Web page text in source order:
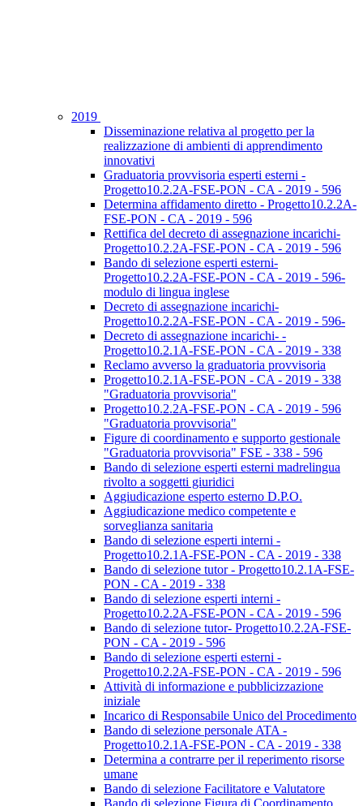
2019
Disseminazione relativa al progetto per la
realizzazione di ambienti di apprendimento
innovativi
Graduatoria provvisoria esperti esterni -
Progetto10.2.2A-FSE-PON - CA - 2019 - 596
Determina affidamento diretto - Progetto10.2.2A-
FSE-PON - CA - 2019 - 596
Rettifica del decreto di assegnazione incarichi-
Progetto10.2.2A-FSE-PON - CA - 2019 - 596
Bando di selezione esperti esterni-
Progetto10.2.2A-FSE-PON - CA - 2019 - 596-
modulo di lingua inglese
Decreto di assegnazione incarichi-
Progetto10.2.2A-FSE-PON - CA - 2019 - 596-
Decreto di assegnazione incarichi- -
Progetto10.2.1A-FSE-PON - CA - 2019 - 338
Reclamo avverso la graduatoria provvisoria
Progetto10.2.1A-FSE-PON - CA - 2019 - 338
"Graduatoria provvisoria"
Progetto10.2.2A-FSE-PON - CA - 2019 - 596
"Graduatoria provvisoria"
Figure di coordinamento e supporto gestionale
"Graduatoria provvisoria" FSE - 338 - 596
Bando di selezione esperti esterni madrelingua
rivolto a soggetti giuridici
Aggiudicazione esperto esterno D.P.O.
Aggiudicazione medico competente e
sorveglianza sanitaria
Bando di selezione esperti interni -
Progetto10.2.1A-FSE-PON - CA - 2019 - 338
Bando di selezione tutor - Progetto10.2.1A-FSE-
PON - CA - 2019 - 338
Bando di selezione esperti interni -
Progetto10.2.2A-FSE-PON - CA - 2019 - 596
Bando di selezione tutor- Progetto10.2.2A-FSE-
PON - CA - 2019 - 596
Bando di selezione esperti esterni -
Progetto10.2.2A-FSE-PON - CA - 2019 - 596
Attività di informazione e pubblicizzazione
iniziale
Incarico di Responsabile Unico del Procedimento
Bando di selezione personale ATA -
Progetto10.2.1A-FSE-PON - CA - 2019 - 338
Determina a contrarre per il reperimento risorse
umane
Bando di selezione Facilitatore e Valutatore